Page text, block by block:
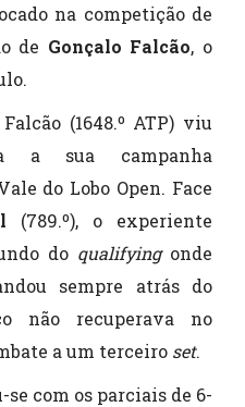
na competição de
de Gonçalo Falcão, o
(1648.º ATP) viu
a sua campanha
do Lobo Open. Face
(789.º), o experiente
do qualifyingonde
sempre atrás do
não recuperava no
a um terceiro set.
se com os parciais de 6-